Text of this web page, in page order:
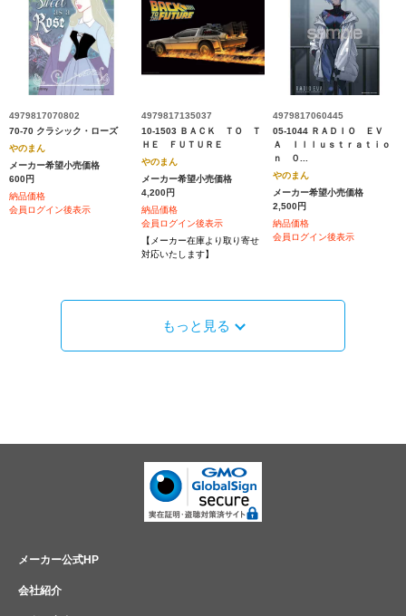
4979817070802
70-70 クラシック・ローズ
やのまん
メーカー希望小売価格
600円
納品価格
会員ログイン後表示
4979817135037
10-1503 ＢＡＣＫ ＴＯ Ｔ
ＨＥ ＦＵＴＵＲＥ
やのまん
メーカー希望小売価格
4,200円
納品価格
会員ログイン後表示
【メーカー在庫より取り寄せ
対応いたします】
4979817060445
05-1044 ＲＡＤＩＯ ＥＶ
Ａ Ｉｌｌｕｓｔｒａｔｉｏ
ｎ ０...
やのまん
メーカー希望小売価格
2,500円
納品価格
会員ログイン後表示
もっと見る
メーカー公式HP
会社紹介